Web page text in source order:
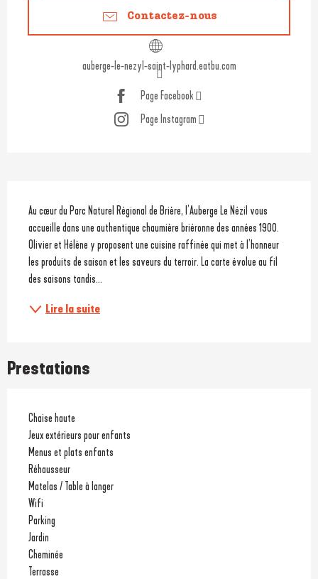
Contactez-nous
auberge-le-nezyl-saint-lyphard.eatbu.com
Page Facebook
Page Instagram
Description
Au cœur du Parc Naturel Régional de Brière, l’Auberge Le Nézil vous
accueille dans une authentique chaumière briéronne des années 1900.
Olivier et Hélène y proposent une cuisine raffinée qui met à l’honneur
les produits de saison et les saveurs du terroir. La carte évolue au fil
des saisons tandis...
Lire la suite
Prestations
Chaise haute
Jeux extérieurs pour enfants
Menus et plats enfants
Réhausseur
Matelas / Table à langer
Wifi
Parking
Jardin
Cheminée
Terrasse